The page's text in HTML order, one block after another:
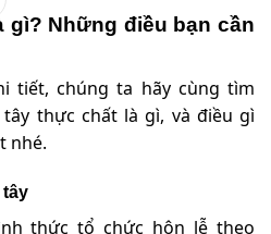
gì? Những điều bạn cần
tiết, chúng ta hãy cùng tìm
thực chất là gì, và điều gì
nhé.
tây
thức tổ chức hôn lễ theo